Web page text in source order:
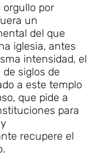
orgullo por
un
del que
iglesia, antes
intensidad, el
siglos de
a este templo
que pide a
para
recupere el